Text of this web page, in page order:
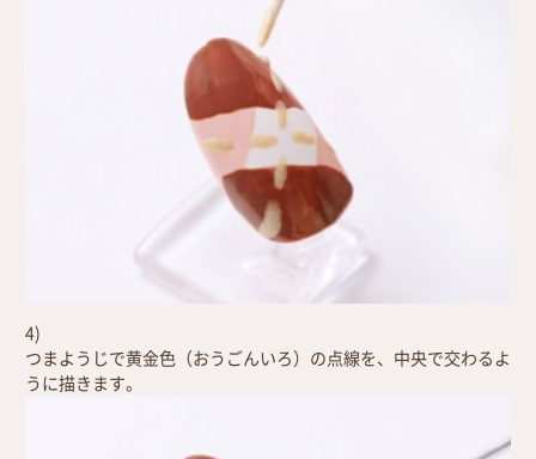
4)
つまようじで黄金色（おうごんいろ）の点線を、中央で交わるよ
うに描きます。